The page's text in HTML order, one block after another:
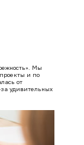
Мы
и по
от
удивительных